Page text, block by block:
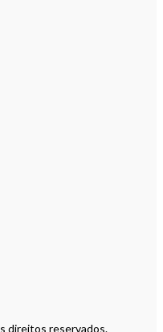
direitos reservados.